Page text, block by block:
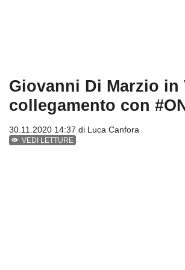
Giovanni Di Marzio in
collegamento con
30.11.2020 14:37 di Luca Canfora
VEDI LETTURE